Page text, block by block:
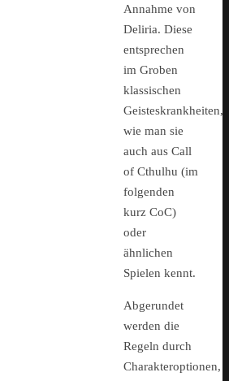
Annahme von
Deliria. Diese
entsprechen
im Groben
klassischen
Geisteskrankheiten,
wie man sie
auch aus Call
of Cthulhu (im
folgenden
kurz CoC)
oder
ähnlichen
Spielen kennt.
Abgerundet
werden die
Regeln durch
Charakteroptionen,